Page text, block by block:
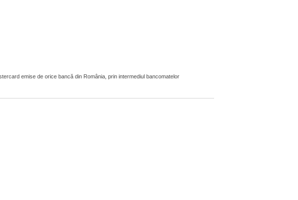
emise de orice bancă din România, prin intermediul bancomatelor